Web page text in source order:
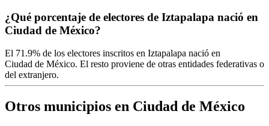
¿Qué porcentaje de electores de Iztapalapa nació en
Ciudad de México?
El 71.9% de los electores inscritos en Iztapalapa nació en
Ciudad de México. El resto proviene de otras entidades federativas o
del extranjero.
Otros municipios en Ciudad de México